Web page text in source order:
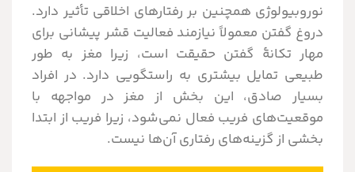
نوروبیولوژی همچنین بر رفتارهای اخلاقی تأثیر دارد.
دروغ گفتن معمولاً نیازمند فعالیت قشر پیشانی برای
مهار تکانۀ گفتن حقیقت است، زیرا مغز به طور
طبیعی تمایل بیشتری به راستگویی دارد. در افراد
بسیار صادق، این بخش از مغز در مواجهه با
موقعیت‌های فریب فعال نمی‌شود، زیرا فریب از ابتدا
بخشی از گزینه‌های رفتاری آن‌ها نیست.